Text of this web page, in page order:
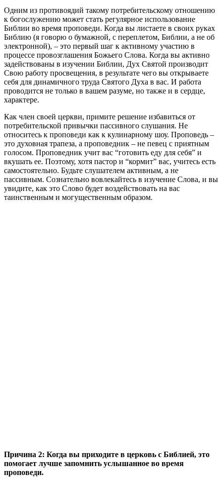
Одним из противоядий такому потребительскому отношению
к богослужению может стать регулярное использование
Библии во время проповеди. Когда вы листаете в своих руках
Библию (я говорю о бумажной, с переплетом, Библии, а не об
электронной), – это первый шаг к активному участию в
процессе провозглашения Божьего Слова. Когда вы активно
задействованы в изучении Библии, Дух Святой производит
Свою работу просвещения, в результате чего вы открываете
себя для динамичного труда Святого Духа в вас. И работа
проводится не только в вашем разуме, но также и в сердце,
характере.
Как член своей церкви, примите решение избавиться от
потребительской привычки пассивного слушания. Не
относитесь к проповеди как к кулинарному шоу. Проповедь –
это духовная трапеза, а проповедник – не певец с приятным
голосом. Проповедник учит вас “готовить еду для себя” и
вкушать ее. Поэтому, хотя пастор и “кормит” вас, учитесь есть
самостоятельно. Будьте слушателем активным, а не
пассивным. Сознательно вовлекайтесь в изучение Слова, и вы
увидите, как это Слово будет воздействовать на вас
таинственным и могущественным образом.
Причина 2: Когда вы приходите в церковь с Библией, это
помогает лучше запомнить услышанное во время
проповеди.